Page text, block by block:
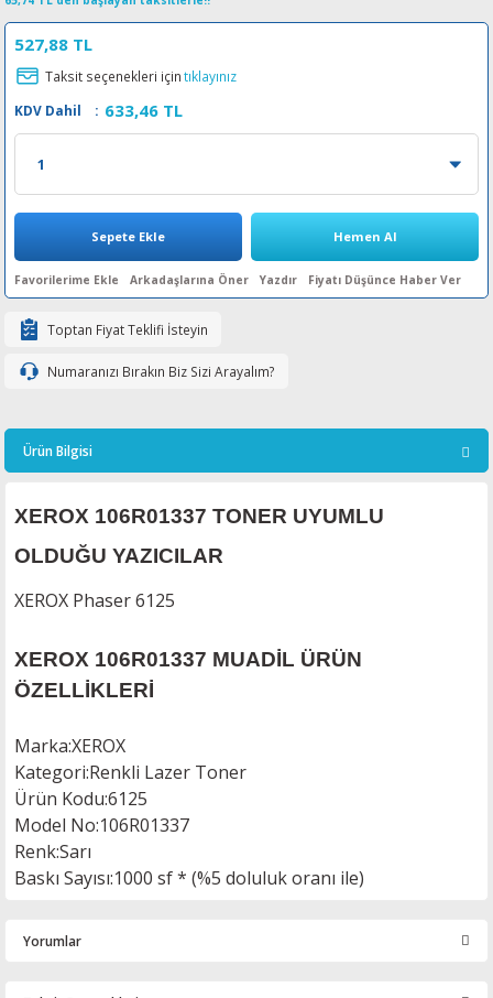
Ribon
CP
Pro
527,88 TL
Taksit seçenekleri içintıklayınız
KDV Dahil
: 633,46 TL
Sepete Ekle Hemen Al
Arkadaşlarına Öner Yazdır Fiyatı Düşünce Haber Ver
Toptan Fiyat Teklifi İsteyin
Numaranızı Bırakın Biz Sizi Arayalım?
Ürün Bilgisi
XEROX 106R01337 TONER UYUMLU
OLDUĞU YAZICILAR
XEROX Phaser 6125
XEROX 106R01337 MUADİL ÜRÜN
ÖZELLİKLERİ
Marka:XEROX
Kategori:Renkli Lazer Toner
Ürün Kodu:6125
Model No:106R01337
Renk:Sarı
Baskı Sayısı:1000 sf * (%5 doluluk oranı ile)
Yorumlar